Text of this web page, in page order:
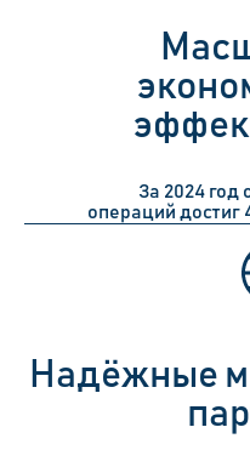
За 2024 год
операций достиг
Надёжные